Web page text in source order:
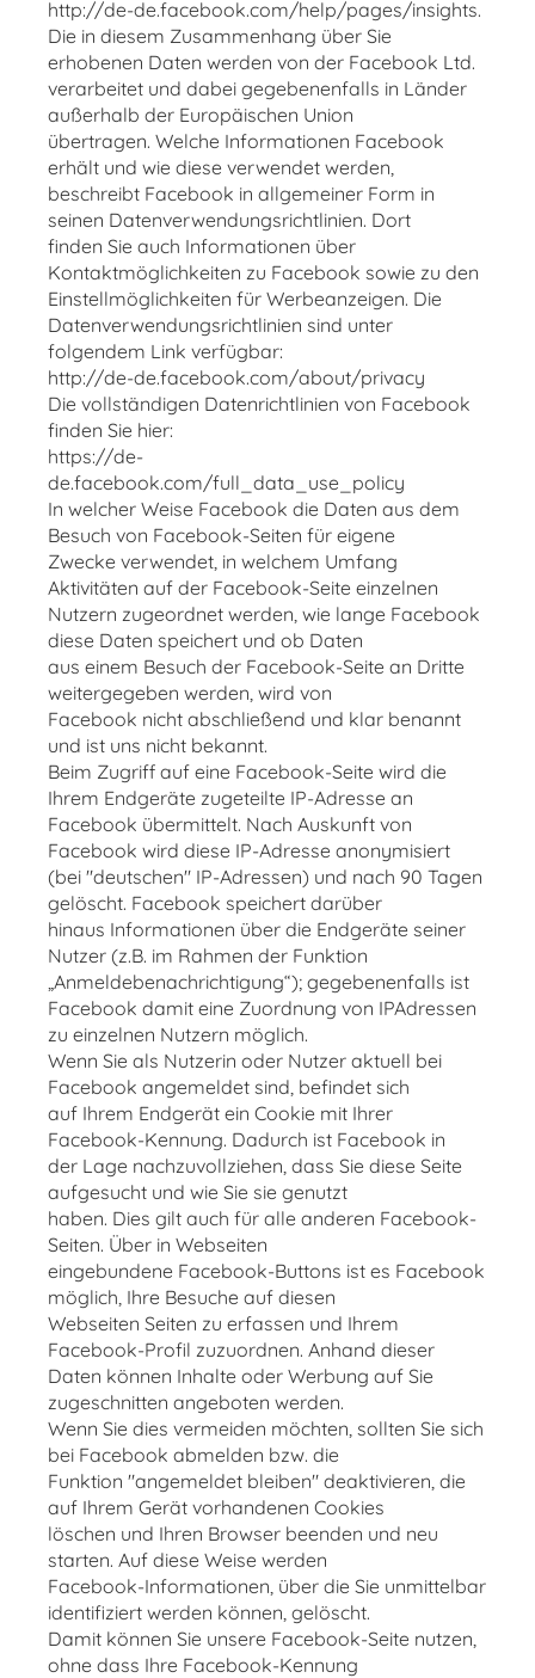
http://de-de.facebook.com/help/pages/insights.
Die in diesem Zusammenhang über Sie
erhobenen Daten werden von der Facebook Ltd.
verarbeitet und dabei gegebenenfalls in Länder
außerhalb der Europäischen Union
übertragen. Welche Informationen Facebook
erhält und wie diese verwendet werden,
beschreibt Facebook in allgemeiner Form in
seinen Datenverwendungsrichtlinien. Dort
finden Sie auch Informationen über
Kontaktmöglichkeiten zu Facebook sowie zu den
Einstellmöglichkeiten für Werbeanzeigen. Die
Datenverwendungsrichtlinien sind unter
folgendem Link verfügbar:
http://de-de.facebook.com/about/privacy
Die vollständigen Datenrichtlinien von Facebook
finden Sie hier:
https://de-
de.facebook.com/full_data_use_policy
In welcher Weise Facebook die Daten aus dem
Besuch von Facebook-Seiten für eigene
Zwecke verwendet, in welchem Umfang
Aktivitäten auf der Facebook-Seite einzelnen
Nutzern zugeordnet werden, wie lange Facebook
diese Daten speichert und ob Daten
aus einem Besuch der Facebook-Seite an Dritte
weitergegeben werden, wird von
Facebook nicht abschließend und klar benannt
und ist uns nicht bekannt.
Beim Zugriff auf eine Facebook-Seite wird die
Ihrem Endgeräte zugeteilte IP-Adresse an
Facebook übermittelt. Nach Auskunft von
Facebook wird diese IP-Adresse anonymisiert
(bei "deutschen" IP-Adressen) und nach 90 Tagen
gelöscht. Facebook speichert darüber
hinaus Informationen über die Endgeräte seiner
Nutzer (z.B. im Rahmen der Funktion
„Anmeldebenachrichtigung“); gegebenenfalls ist
Facebook damit eine Zuordnung von IPAdressen
zu einzelnen Nutzern möglich.
Wenn Sie als Nutzerin oder Nutzer aktuell bei
Facebook angemeldet sind, befindet sich
auf Ihrem Endgerät ein Cookie mit Ihrer
Facebook-Kennung. Dadurch ist Facebook in
der Lage nachzuvollziehen, dass Sie diese Seite
aufgesucht und wie Sie sie genutzt
haben. Dies gilt auch für alle anderen Facebook-
Seiten. Über in Webseiten
eingebundene Facebook-Buttons ist es Facebook
möglich, Ihre Besuche auf diesen
Webseiten Seiten zu erfassen und Ihrem
Facebook-Profil zuzuordnen. Anhand dieser
Daten können Inhalte oder Werbung auf Sie
zugeschnitten angeboten werden.
Wenn Sie dies vermeiden möchten, sollten Sie sich
bei Facebook abmelden bzw. die
Funktion "angemeldet bleiben" deaktivieren, die
auf Ihrem Gerät vorhandenen Cookies
löschen und Ihren Browser beenden und neu
starten. Auf diese Weise werden
Facebook-Informationen, über die Sie unmittelbar
identifiziert werden können, gelöscht.
Damit können Sie unsere Facebook-Seite nutzen,
ohne dass Ihre Facebook-Kennung